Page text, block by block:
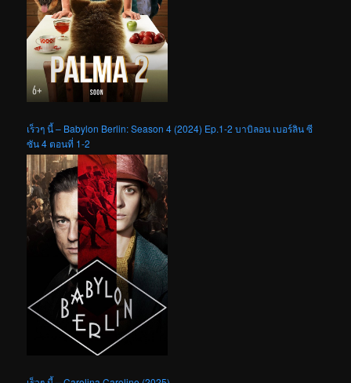
เร็วๆ นี้ – Babylon Berlin: Season 4 (2024) Ep.1-2 บาบิลอน เบอร์ลิน ซี
ซัน 4 ตอนที่ 1-2
เร็วๆ นี้ – Carolina Caroline (2025)